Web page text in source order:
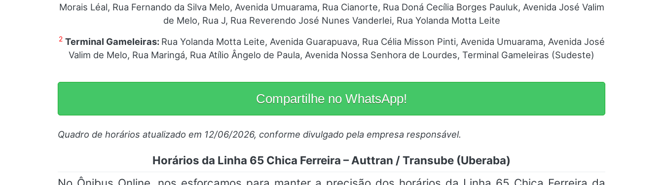
Morais Léal, Rua Fernando da Silva Melo, Avenida Umuarama, Rua Cianorte, Rua Doná Cecília Borges Pauluk, Avenida José Valim
de Melo, Rua J, Rua Reverendo José Nunes Vanderlei, Rua Yolanda Motta Leite
2 Terminal Gameleiras: Rua Yolanda Motta Leite, Avenida Guarapuava, Rua Célia Misson Pinti, Avenida Umuarama, Avenida José
Valim de Melo, Rua Maringá, Rua Atílio Ângelo de Paula, Avenida Nossa Senhora de Lourdes, Terminal Gameleiras (Sudeste)
Compartilhe no WhatsApp!
Quadro de horários atualizado em 12/06/2026, conforme divulgado pela empresa responsável.
Horários da Linha 65 Chica Ferreira – Auttran / Transube (Uberaba)